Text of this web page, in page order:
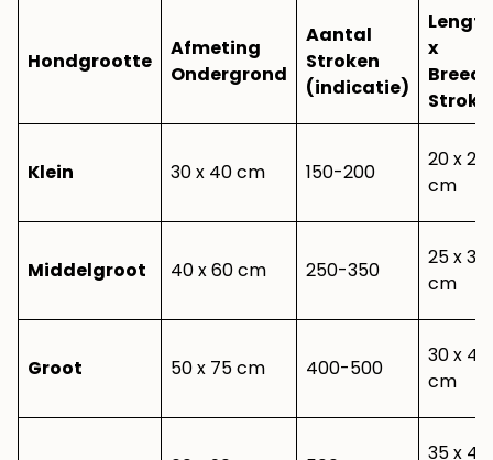
Hondgrootte
Afmeting
Ondergrond
Aantal
Stroken
(indicatie)
Lengte
x
Klein 30 x 40 cm 150-200
20 x 2,5
cm
Middelgroot 40 x 60 cm 250-350
25 x 3
cm
Groot 50 x 75 cm 400-500
30 x 4
cm
35 x 4